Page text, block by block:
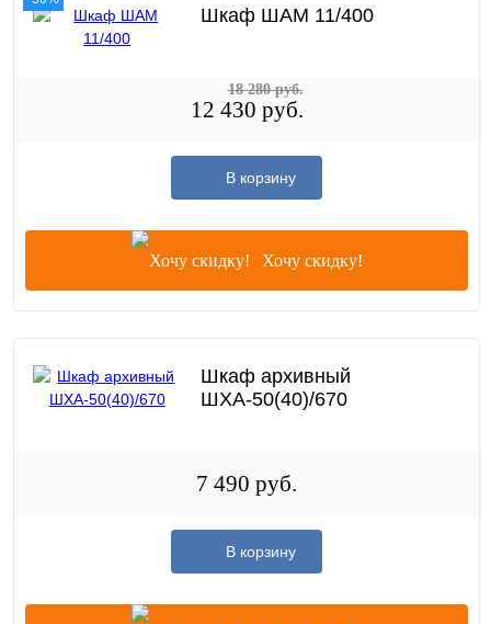
Шкаф ШАМ 11/400
12 430 руб.
18 280 руб.
В корзину
Хочу скидку!
Шкаф архивный
ШХА-50(40)/670
7 490 руб.
В корзину